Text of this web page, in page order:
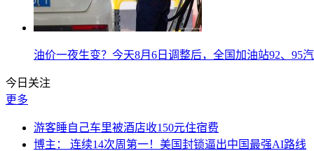
油价一夜生变？今天8月6日调整后，全国加油站92、95
今日关注
更多
游客睡自己车里被酒店收150元住宿费
博主： 连续14次周第一！美国封锁逼出中国最强AI路线